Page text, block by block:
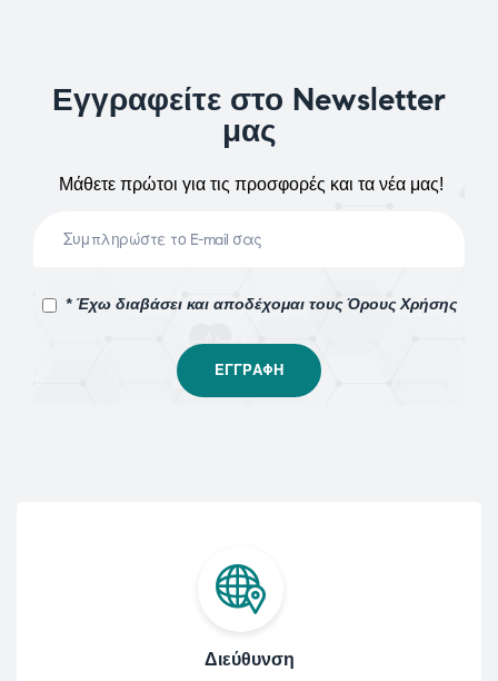
Εγγραφείτε στο Newsletter
μας
Μάθετε πρώτοι για τις προσφορές και τα νέα μας!
* Έχω διαβάσει και αποδέχομαι τους Όρους Χρήσης
Διεύθυνση